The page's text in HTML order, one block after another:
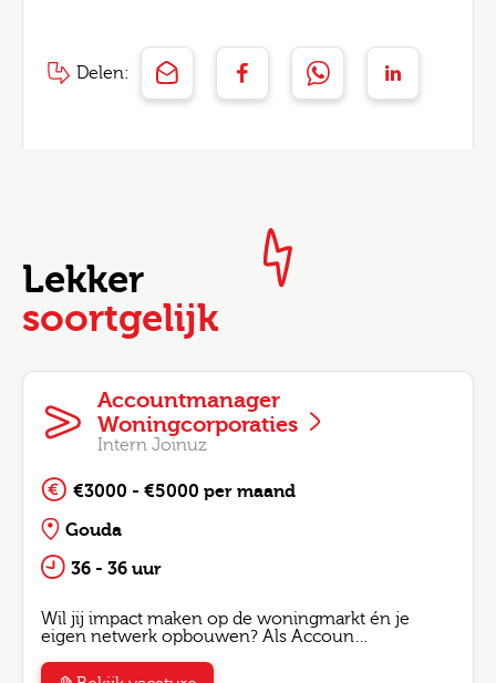
Delen:
Lekker
soortgelijk
Accountmanager
Woningcorporaties
Intern Joinuz
€3000 - €5000 per maand
Gouda
36 - 36 uur
Wil jij impact maken op de woningmarkt én je
eigen netwerk opbouwen? Als Accoun…